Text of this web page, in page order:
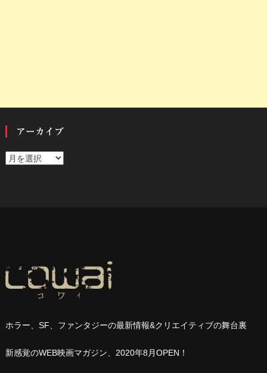
アーカイブ
ア
ホラー、SF、ファンタジーの最新情報&クリエイティブの舞台裏
新感覚のWEB映画マガジン、2020年8月OPEN ！